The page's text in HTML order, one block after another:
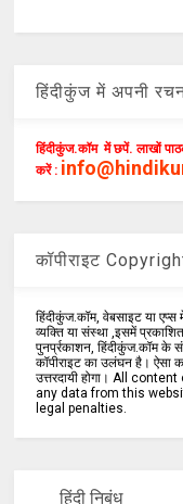
हिंदीकुंज में अपनी
हिंदीकुंज.कॉम में छपें. लाखों
करें :
कॉपीराइट
हिंदीकुंज.कॉम, वेबसाइट या
व्यक्ति या संस्था ,इसमें
पुनर्प्रकाशन, हिंदीकुंज.कॉम के
कॉपीराइट का उलंघन है। ऐसा
उत्तरदायी होगा। All
any data from this
legal penalties.
हिंदी निबंध